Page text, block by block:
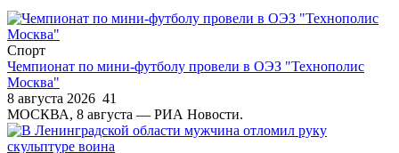
Спорт
Чемпионат по мини-футболу провели в ОЭЗ "Технополис
Москва"
8 августа 2026 41
МОСКВА, 8 августа — РИА Новости.